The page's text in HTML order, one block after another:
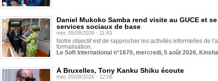
Daniel Mukoko Samba rend visite au GUCE et
services sociaux de base
mer, 05/08/2026 - 11:43
Notre objectif est de rapprocher les activités informelles de
formalisation.
Le Soft International n°1670, mercredi, 5 août 2026,
À Bruxelles, Tony Kanku Shiku écoute
mer, 05/08/2026 - 12:06